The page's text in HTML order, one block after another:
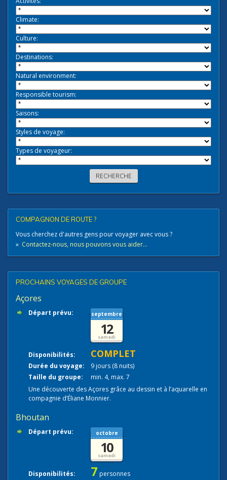
Climate:
Culture:
Destinations:
Natural environment:
Responsible tourism:
Saisons:
Styles de voyage:
Types de voyageur:
COMPAGNON DE ROUTE ?
Vous cherchez d'autres gens pour voyager avec vous ?
» Contactez-nous, nous pouvons vous aider...
PROCHAINS VOYAGES DE GROUPE
Açores
Départ prévu: septembre
12
samedi
Disponibilités: COMPLET
Durée du voyage:
9 jours (8 nuits)
Taille du groupe:
min. 4, max. 7
Une découverte des Açores grâce au dessin et à l’aquarelle en
compagnie d’Éliane Monnier.
Bhoutan
Départ prévu: octobre
10
samedi
Disponibilités: 7 personnes